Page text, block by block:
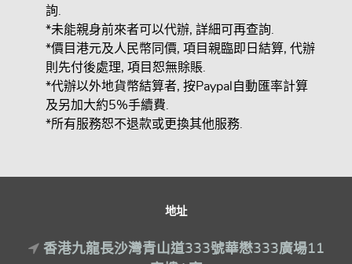
詢.
*未能親身前來者可以代辦, 詳細可再查詢.
*價目港元及人民幣同價, 項目親臨即日結算, 代辦
則先付後處理, 項目恕無賖賬.
*代辦以外地貨幣結算者, 按Paypal自動匯率計算
及另加大約5%手續費.
*所有服務恕不退款或更換其他服務.
地址
香港九龍長沙灣青山道333號華懋333廣場11